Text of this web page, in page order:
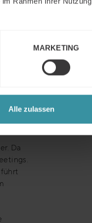
MARKETING
Alle zulassen
Da